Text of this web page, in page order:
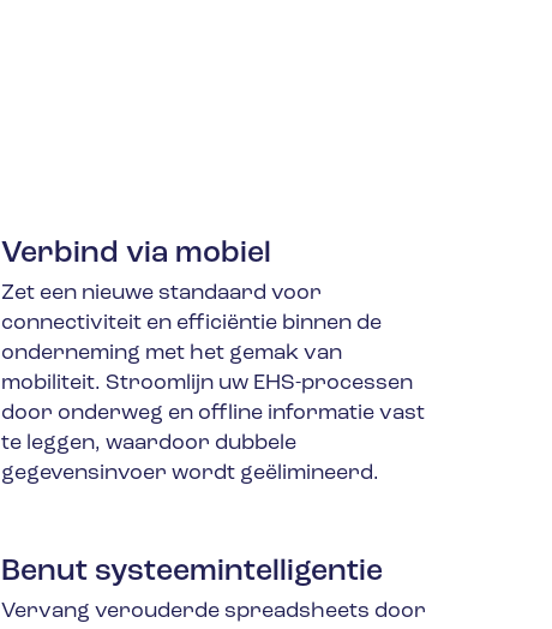
Verbind via mobiel
Zet een nieuwe standaard voor
connectiviteit en efficiëntie binnen de
onderneming met het gemak van
mobiliteit. Stroomlijn uw EHS-processen
door onderweg en offline informatie vast
te leggen, waardoor dubbele
gegevensinvoer wordt geëlimineerd.
Benut systeemintelligentie
Vervang verouderde spreadsheets door